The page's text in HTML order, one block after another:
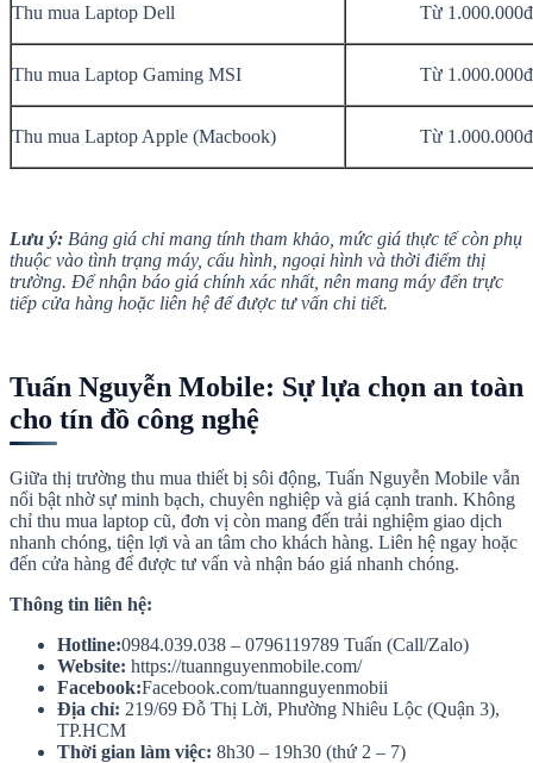
Thu mua Laptop Dell Từ
Thu mua Laptop Gaming MSI Từ
Thu mua Laptop Apple (Macbook) Từ
Lưu ý: Bảng giá chỉ mang tính tham khảo, mức giá thực tế còn phụ
thuộc vào tình trạng máy, cấu hình, ngoại hình và thời điểm thị
trường. Để nhận báo giá chính xác nhất, nên mang máy đến trực
tiếp cửa hàng hoặc liên hệ để được tư vấn chi tiết.
Tuấn Nguyễn Mobile: Sự lựa chọn an toàn
cho tín đồ công nghệ
Giữa thị trường thu mua thiết bị sôi động, Tuấn Nguyễn Mobile vẫn
nổi bật nhờ sự minh bạch, chuyên nghiệp và giá cạnh tranh. Không
chỉ thu mua laptop cũ, đơn vị còn mang đến trải nghiệm giao dịch
nhanh chóng, tiện lợi và an tâm cho khách hàng. Liên hệ ngay hoặc
đến cửa hàng để được tư vấn và nhận báo giá nhanh chóng.
Thông tin liên hệ:
Hotline:0984.039.038 – 0796119789 Tuấn (Call/Zalo)
Website: https://tuannguyenmobile.com/
Facebook:Facebook.com/tuannguyenmobii
Địa chỉ: 219/69 Đỗ Thị Lời, Phường Nhiêu Lộc (Quận 3),
TP.HCM
Thời gian làm việc: 8h30 – 19h30 (thứ 2 – 7)